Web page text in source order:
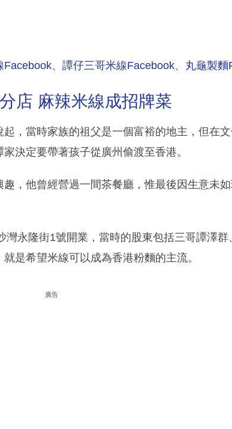
Facebook、 譚仔三哥米線Facebook、 丸龜製麵
店 麻辣米線成招牌菜
，當時家族的祖父是一個富裕的地主，但在
決定要帶著孩子從廣州偷渡至香港。
，他曾經營過一間茶餐廳，惟最後因生意未
永隆街1號開業，當時的股東包括三哥譚澤群
是希望米線可以成為香港粉麵的主流。
廣告